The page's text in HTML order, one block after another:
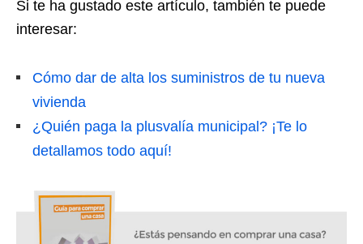
Si te ha gustado este artículo, también te puede
interesar:
Cómo dar de alta los suministros de tu nueva
vivienda
¿Quién paga la plusvalía municipal? ¡Te lo
detallamos todo aquí!